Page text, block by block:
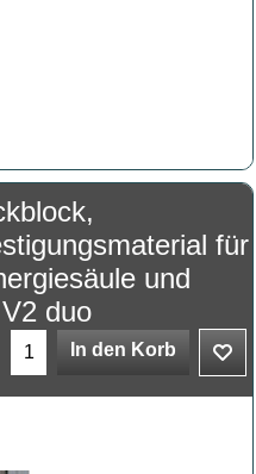
für
und
duo
In den Korb